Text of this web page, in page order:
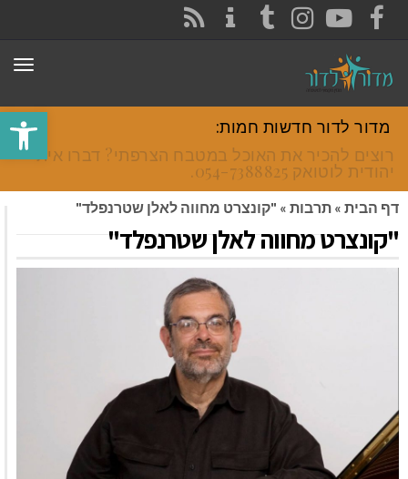
פתח
FACEBOOK
YOUTUBE
INSTAGRAM
TUMBLR
מדור לדור חדשות חמות:
רוצים להכיר את האוכל במטבח הצרפתי? דברו איתי
יהודית לוטואק 054-7388825.
דף הבית » תרבות » "קונצרט מחווה לאלן שטרנפלד"
"קונצרט מחווה לאלן שטרנפלד"